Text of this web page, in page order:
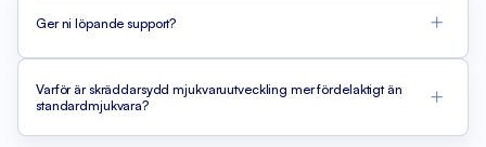
Ger ni löpande support?
Varför är skräddarsydd mjukvaruutveckling mer fördelaktigt än
standardmjukvara?